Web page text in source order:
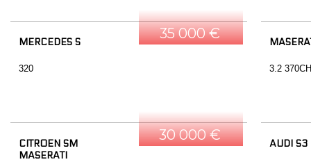
35 000 €
MERCEDES S
320 3.2
30 000 €
CITROEN SM
MASERATI
AUDI S3